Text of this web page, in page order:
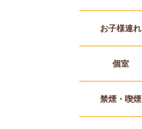
お子様連れ
個室
禁煙・喫煙